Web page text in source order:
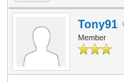
Tony91
Member